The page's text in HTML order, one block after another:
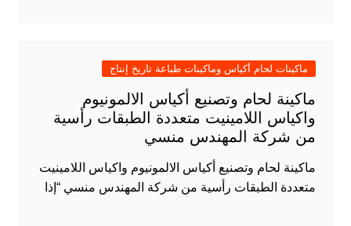
ماكينات لحام أكياس وماكينات طباعة تاريخ إنتاج
ماكينة لحام وتصنيع أكياس الالمونيوم
واكياس اللامينيت متعددة الطبقات رأسية
من شركة المهندس منسي
ماكينة لحام وتصنيع أكياس الالمونيوم واكياس اللامينيت
متعددة الطبقات رأسية من شركة المهندس منسي “إذا